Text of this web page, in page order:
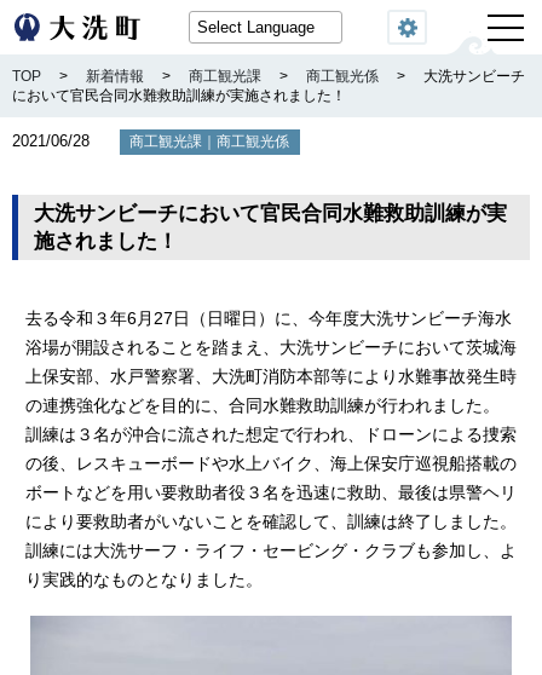
閲覧機能
TOP > 新着情報 > 商工観光課 > 商工観光係 >
大洗サンビーチ
において官民合同水難救助訓練が実施されました！
2021/06/28 商工観光課 ｜商工観光係
大洗サンビーチにおいて官民合同水難救助訓練が実
施されました！
去る令和３年6月27日（日曜日）に、今年度大洗サンビーチ海水
浴場が開設されることを踏まえ、大洗サンビーチにおいて茨城海
上保安部、水戸警察署、大洗町消防本部等により水難事故発生時
の連携強化などを目的に、合同水難救助訓練が行われました。
訓練は３名が沖合に流された想定で行われ、ドローンによる捜索
の後、レスキューボードや水上バイク、海上保安庁巡視船搭載の
ボートなどを用い要救助者役３名を迅速に救助、最後は県警ヘリ
により要救助者がいないことを確認して、訓練は終了しました。
訓練には大洗サーフ・ライフ・セービング・クラブも参加し、よ
り実践的なものとなりました。